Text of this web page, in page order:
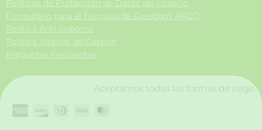
e
b
o
o
k
t
a
g
r
a
k
e
d
i
n
Políticas de Protección de Datos del Usuario
Formulario para el Ejercicio de Derechos ARCO
Política Anti-Soborno
Política Integral de Gestión
Preguntas Frecuentes
Aceptamos todas las formas de pago.